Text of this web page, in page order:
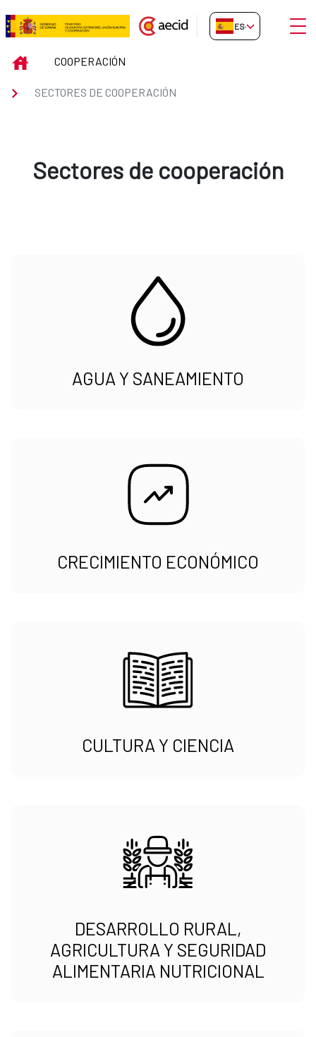
Saltar al contenido principal
Sectores de cooperación
ES-ES Abrir
INICIOCOOPERACIÓN
SECTORES DE COOPERACIÓN
Sectores de cooperación
AGUA Y SANEAMIENTO
CRECIMIENTO ECONÓMICO
CULTURA Y CIENCIA
DESARROLLO RURAL,
AGRICULTURA Y SEGURIDAD
ALIMENTARIA NUTRICIONAL